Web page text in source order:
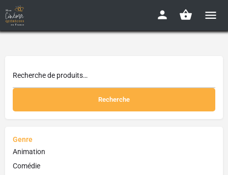
Recherche
Genre
Animation
Comédie